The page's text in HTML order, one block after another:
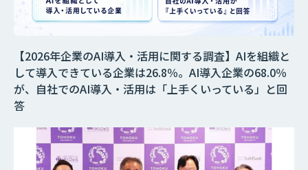
【2026年企業のAI導入・活用に関する調査】AIを組織と
して導入できている企業は26.8％。AI導入企業の68.0％
が、自社でのAI導入・活用は「上手くいっている」と回
答